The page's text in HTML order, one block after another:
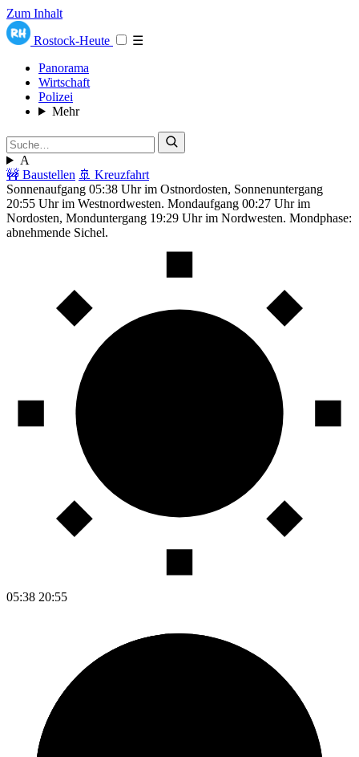
Zum Inhalt
Rostock-Heute
☰
Panorama
Wirtschaft
Polizei
Mehr
A
🚧 Baustellen 🚢 Kreuzfahrt
Sonnenaufgang 05:38 Uhr im Ostnordosten, Sonnenuntergang
20:55 Uhr im Westnordwesten. Mondaufgang 00:27 Uhr im
Nordosten, Monduntergang 19:29 Uhr im Nordwesten. Mondphase:
abnehmende Sichel.
05:38 20:55